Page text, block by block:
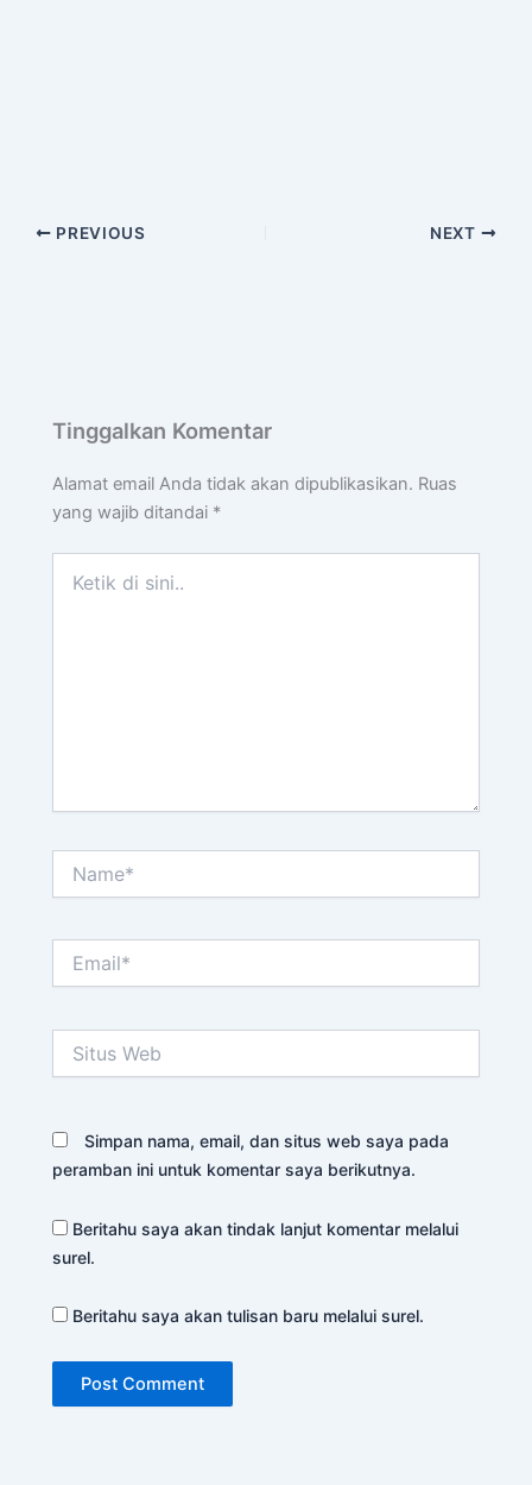
PREVIOUS NEXT
Tinggalkan Komentar
Alamat email Anda tidak akan dipublikasikan. Ruas
yang wajib ditandai *
Web
Simpan nama, email, dan situs web saya pada
peramban ini untuk komentar saya berikutnya.
Beritahu saya akan tindak lanjut komentar melalui
surel.
Beritahu saya akan tulisan baru melalui surel.